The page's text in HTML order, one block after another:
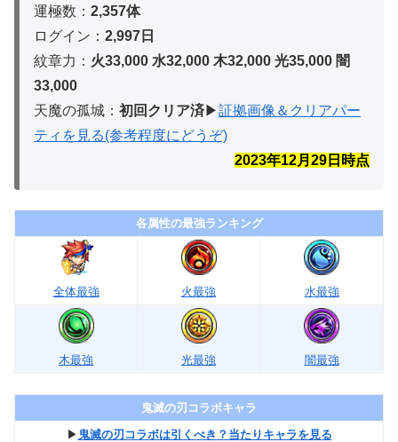
運極数： 2,357体
ログイン： 2,997日
紋章力： 火33,000 水32,000 木32,000 光35,000 闇
33,000
天魔の孤城： 初回クリア済▶︎証拠画像＆クリアパー
ティを見る(参考程度にどうぞ)
2023年12月29 日時点
各属性の最強ランキング
全体最強 火最強 水最強
木最強 光最強 闇最強
鬼滅の刃コラボキャラ
▶︎ 鬼滅の刃コラボは引くべき？当たりキャラを見る